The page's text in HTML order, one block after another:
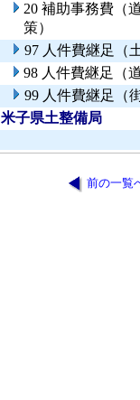
20 補助事務費（
策）
97 人件費継足（
98 人件費継足（
99 人件費継足（
米子県土整備局
前の一覧